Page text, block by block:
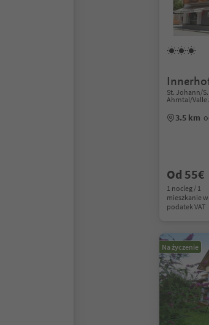
St. Johann/
Ahrntal/Valle
3.5 km
Od 55€
1 nocleg / 1
mieszkanie
podatek VAT
Na życzenie